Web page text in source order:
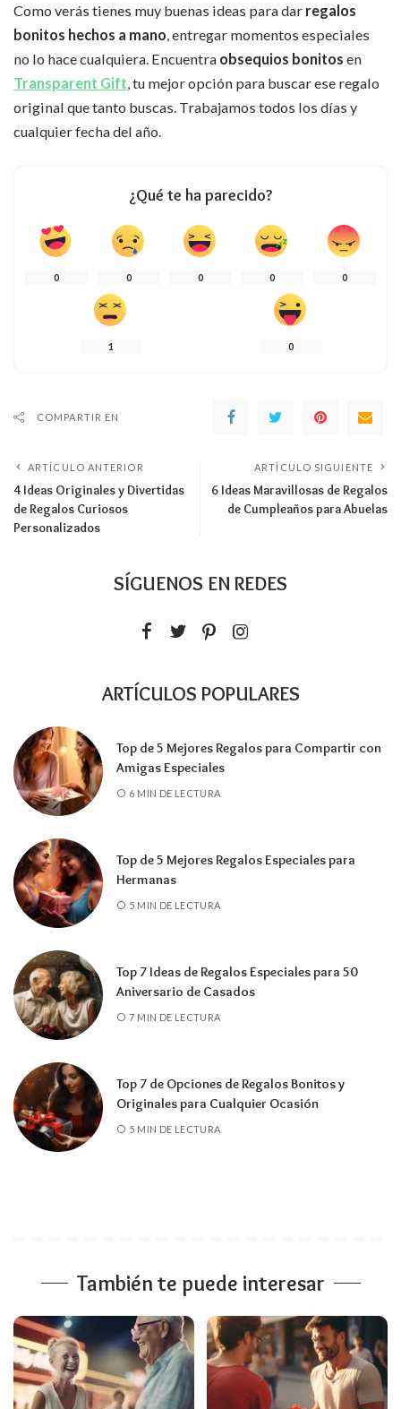
Como verás tienes muy buenas ideas para dar regalos
bonitos hechos a mano, entregar momentos especiales
no lo hace cualquiera. Encuentra obsequios bonitos en
Transparent Gift, tu mejor opción para buscar ese regalo
original que tanto buscas. Trabajamos todos los días y
cualquier fecha del año.
¿Qué te ha parecido?
0 0 0 0 0
1 0
COMPARTIR EN
ARTÍCULO ANTERIOR
4 Ideas Originales y Divertidas
de Regalos Curiosos
Personalizados
ARTÍCULO SIGUIENTE
6 Ideas Maravillosas de Regalos
de Cumpleaños para Abuelas
SÍGUENOS EN REDES
ARTÍCULOS POPULARES
Top de 5 Mejores Regalos para Compartir con
Amigas Especiales
6 MIN DE LECTURA
Top de 5 Mejores Regalos Especiales para
Hermanas
5 MIN DE LECTURA
Top 7 Ideas de Regalos Especiales para 50
Aniversario de Casados
7 MIN DE LECTURA
Top 7 de Opciones de Regalos Bonitos y
Originales para Cualquier Ocasión
5 MIN DE LECTURA
También te puede interesar